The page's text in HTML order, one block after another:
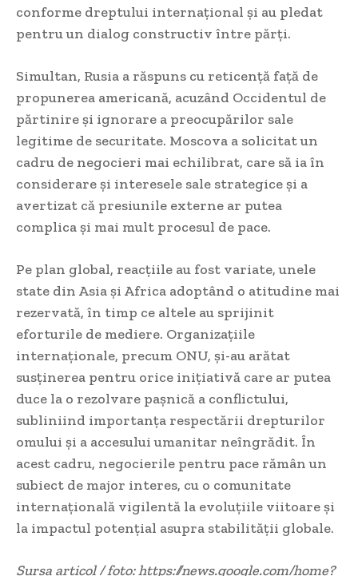
conforme dreptului internațional și au pledat
pentru un dialog constructiv între părți.
Simultan, Rusia a răspuns cu reticență față de
propunerea americană, acuzând Occidentul de
părtinire și ignorare a preocupărilor sale
legitime de securitate. Moscova a solicitat un
cadru de negocieri mai echilibrat, care să ia în
considerare și interesele sale strategice și a
avertizat că presiunile externe ar putea
complica și mai mult procesul de pace.
Pe plan global, reacțiile au fost variate, unele
state din Asia și Africa adoptând o atitudine mai
rezervată, în timp ce altele au sprijinit
eforturile de mediere. Organizațiile
internaționale, precum ONU, și-au arătat
susținerea pentru orice inițiativă care ar putea
duce la o rezolvare pașnică a conflictului,
subliniind importanța respectării drepturilor
omului și a accesului umanitar neîngrădit. În
acest cadru, negocierile pentru pace rămân un
subiect de major interes, cu o comunitate
internațională vigilentă la evoluțiile viitoare și
la impactul potențial asupra stabilității globale.
Sursa articol / foto: https://news.google.com/home?